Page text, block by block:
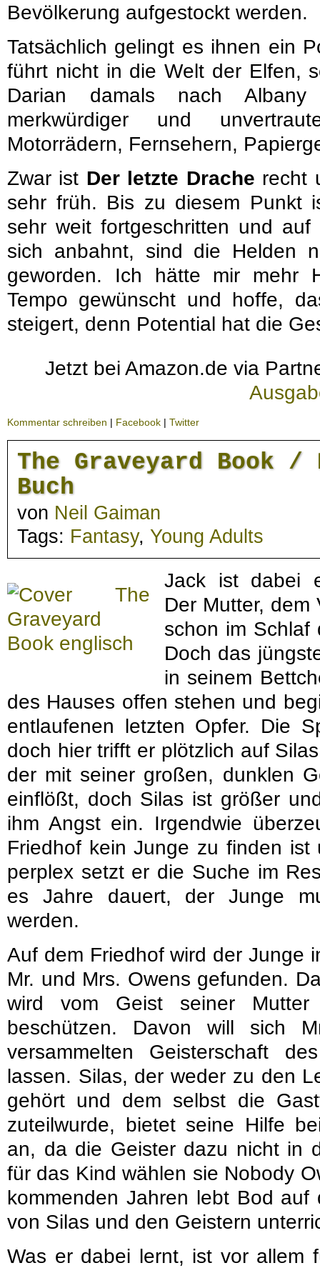
Bevölkerung aufgestockt werden.
Tatsächlich gelingt es ihnen ein
führt nicht in die Welt der Elfen,
Darian damals nach
merkwürdiger und
Motorrädern, Fernsehern,
Zwar ist Der letzte Drache recht
sehr früh. Bis zu diesem Punkt
sehr weit fortgeschritten und
sich anbahnt, sind die Helden
geworden. Ich hätte mir mehr
Tempo gewünscht und hoffe,
steigert, denn Potential hat die
Jetzt bei Amazon.de via
Kommentar schreiben | Facebook | Twitter
The Graveyard Book /
Buch
von Neil Gaiman
Tags: Fantasy, Young Adults
Jack ist dabei
Der Mutter, dem
schon im Schlaf
Doch das
in seinem
des Hauses offen stehen und
entlaufenen letzten Opfer. Die
doch hier trifft er plötzlich auf
der mit seiner großen, dunklen
einflößt, doch Silas ist größer
ihm Angst ein. Irgendwie
Friedhof kein Junge zu finden
perplex setzt er die Suche im
es Jahre dauert, der Junge
werden.
Auf dem Friedhof wird der Junge
Mr. und Mrs. Owens gefunden.
wird vom Geist seiner
beschützen. Davon will sich
versammelten Geisterschaft
lassen. Silas, der weder zu den
gehört und dem selbst die
zuteilwurde, bietet seine Hilfe
an, da die Geister dazu nicht in
für das Kind wählen sie Nobody
kommenden Jahren lebt Bod auf
von Silas und den Geistern
Was er dabei lernt, ist vor allem